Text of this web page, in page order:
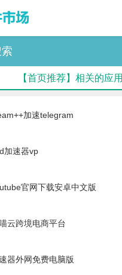
【首页推荐】相关的应用
加速telegram
加速器vp
官网下载安卓中文版
云跨境电商平台
器外网免费电脑版